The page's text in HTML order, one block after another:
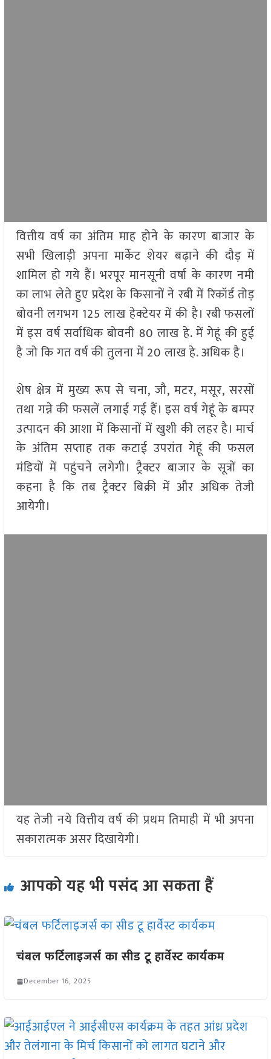
वित्तीय वर्ष का अंतिम माह होने के कारण बाजार के
सभी खिलाड़ी अपना मार्केट शेयर बढ़ाने की दौड़ में
शामिल हो गये हैं। भरपूर मानसूनी वर्षा के कारण नमी
का लाभ लेते हुए प्रदेश के किसानों ने रबी में रिकॉर्ड तोड़
बोवनी लगभग 125 लाख हेक्टेयर में की है। रबी फसलों
में इस वर्ष सर्वाधिक बोवनी 80 लाख हे. में गेहूं की हुई
है जो कि गत वर्ष की तुलना में 20 लाख हे. अधिक है।
शेष क्षेत्र में मुख्य रूप से चना, जौ, मटर, मसूर, सरसों
तथा गन्ने की फसलें लगाई गई हैं। इस वर्ष गेहूं के बम्पर
उत्पादन की आशा में किसानों में खुशी की लहर है। मार्च
के अंतिम सप्ताह तक कटाई उपरांत गेहूं की फसल
मंडियों में पहुंचने लगेगी। ट्रैक्टर बाजार के सूत्रों का
कहना है कि तब ट्रैक्टर बिक्री में और अधिक तेजी
आयेगी।
यह तेजी नये वित्तीय वर्ष की प्रथम तिमाही में भी अपना
सकारात्मक असर दिखायेगी।
आपको यह भी पसंद आ सकता हैं
चंबल फर्टिलाइजर्स का सीड टू हार्वेस्ट कार्यकम
December 16, 2025